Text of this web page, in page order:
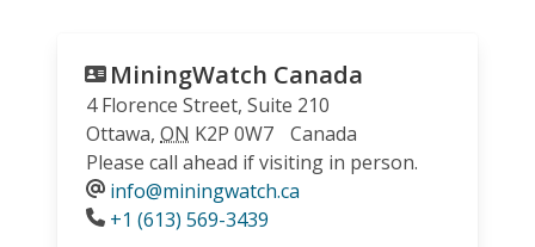
MiningWatch Canada
4 Florence Street, Suite 210
Ottawa, ON K2P 0W7
Canada
Please call ahead if visiting in person.
info@miningwatch.ca
Phone
+1 (613) 569-3439